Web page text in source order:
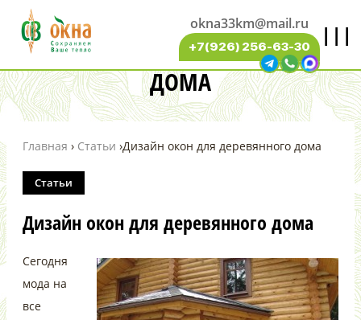
|||
okna33km@mail.ru
+7(926) 256-63-30
ДИЗАЙН ОКОН ДЛЯ ДЕРЕВЯННОГО
ДОМА
Главная › Статьи ›Дизайн окон для деревянного дома
Статьи
Дизайн окон для деревянного дома
Сегодня
мода на
все